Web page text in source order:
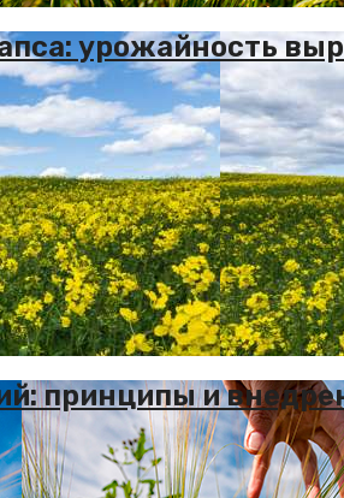
урожайность
принципы и